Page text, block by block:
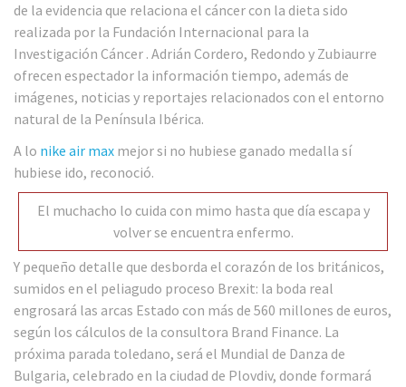
de la evidencia que relaciona el cáncer con la dieta sido
realizada por la Fundación Internacional para la
Investigación Cáncer . Adrián Cordero, Redondo y Zubiaurre
ofrecen espectador la información tiempo, además de
imágenes, noticias y reportajes relacionados con el entorno
natural de la Península Ibérica.
A lo nike air max mejor si no hubiese ganado medalla sí
hubiese ido, reconoció.
El muchacho lo cuida con mimo hasta que día escapa y
volver se encuentra enfermo.
Y pequeño detalle que desborda el corazón de los británicos,
sumidos en el peliagudo proceso Brexit: la boda real
engrosará las arcas Estado con más de 560 millones de euros,
según los cálculos de la consultora Brand Finance. La
próxima parada toledano, será el Mundial de Danza de
Bulgaria, celebrado en la ciudad de Plovdiv, donde formará